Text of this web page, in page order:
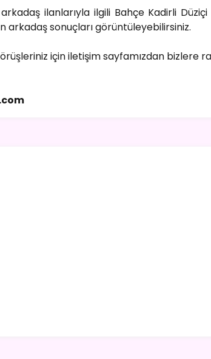
ilanlarıyla ilgili Bahçe Kadirli
arkadaş sonuçları görüntüleyebilirsiniz.
için iletişim sayfamızdan bizlere